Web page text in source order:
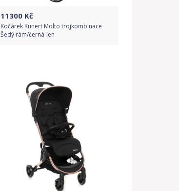
11300 Kč
Kočárek Kunert Molto trojkombinace
Šedý rám/černá-len
Detail produktu